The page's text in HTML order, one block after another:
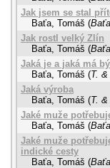
Jak jsem se stal
Baťa, Tomáš (
Jak rostl velký Zlín
Baťa, Tomáš (
Jaká je a jaká má
Baťa, Tomáš (T.
Jaká výroba
Baťa, Tomáš (T.
Jaké muže
Baťa, Tomáš (
Jaké muže
indické cesty
Baťa, Tomáš (